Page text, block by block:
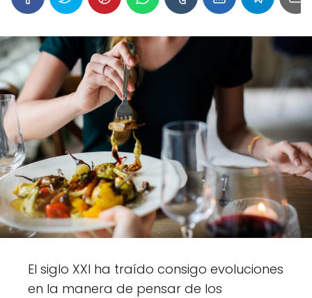
El siglo XXI ha traído consigo evoluciones
en la manera de pensar de los